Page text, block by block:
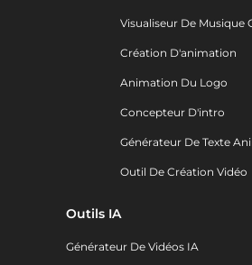
Visualiseur De Musique
Création D'animation
Animation Du Logo
Concepteur D'intro
Générateur De Texte
Outil De Création Vidéo
Outils IA
Générateur De Vidéos IA